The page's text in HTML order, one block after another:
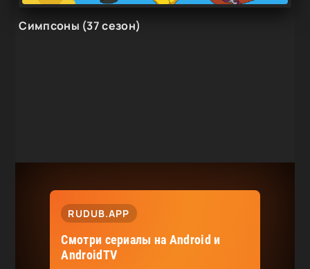
Симпсоны (37 сезон)
RUDUB.APP
Смотри сериалы на Android и
AndroidTV